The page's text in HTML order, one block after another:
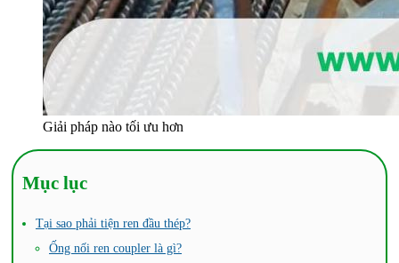
Giải pháp nào tối ưu hơn
Mục lục
Tại sao phải tiện ren đầu thép?
Ống nối ren coupler là gì?